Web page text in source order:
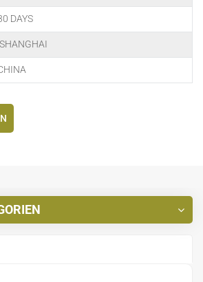
DAYS
SHANGHAI